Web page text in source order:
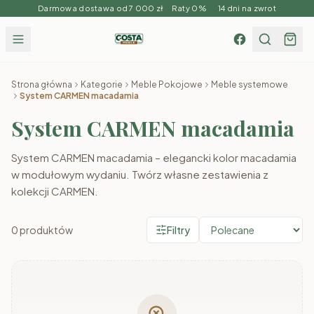
Darmowa dostawa od 7 000 zł Raty 0% 14 dni na zwrot
Strona główna Kategorie Meble Pokojowe
Meble systemowe
System CARMEN macadamia
System CARMEN macadamia
System CARMEN macadamia – elegancki kolor macadamia
w modułowym wydaniu. Twórz własne zestawienia z
kolekcji CARMEN.
0produktów Filtry